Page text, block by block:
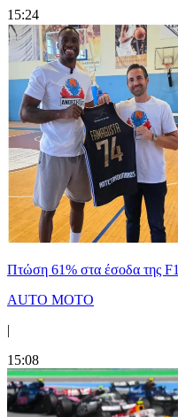
15:24
Πτώση 61% στα έσοδα της F1
AUTO MOTO
|
15:08